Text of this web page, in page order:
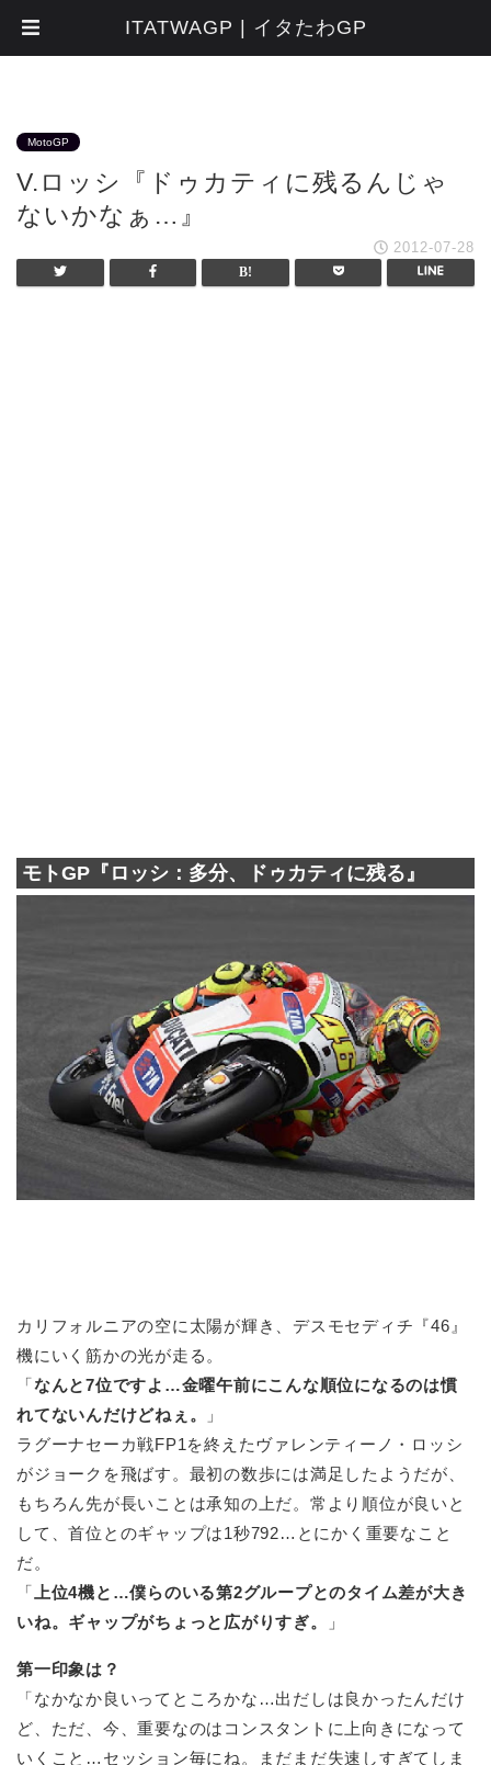
MotoGP
V.ロッシ『ドゥカティに残るんじゃ
ないかなぁ…』
2012-07-28
モトGP『ロッシ：多分、ドゥカティに残る』
カリフォルニアの空に太陽が輝き、デスモセディチ『46』
機にいく筋かの光が走る。
「なんと7位ですよ…金曜午前にこんな順位になるのは慣
れてないんだけどねぇ。
」
ラグーナセーカ戦FP1を終えたヴァレンティーノ・ロッシ
がジョークを飛ばす。最初の数歩には満足したようだが、
もちろん先が長いことは承知の上だ。常より順位が良いと
して、首位とのギャップは1秒792…とにかく重要なこと
だ。
「 上位4機と…僕らのいる第2グループとのタイム差が大き
いね。ギャップがちょっと広がりすぎ。
」
第一印象は？
「なかなか良いってところかな…出だしは良かったんだけ
ど、ただ、今、重要なのはコンスタントに上向きになって
いくこと…セッション毎にね。まだまだ失速しすぎてしま
ITATWAGP | イタたわGP